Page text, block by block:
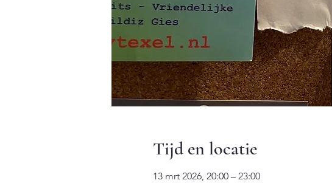
Tijd en locatie
13 mrt 2026, 20:00 – 23:00